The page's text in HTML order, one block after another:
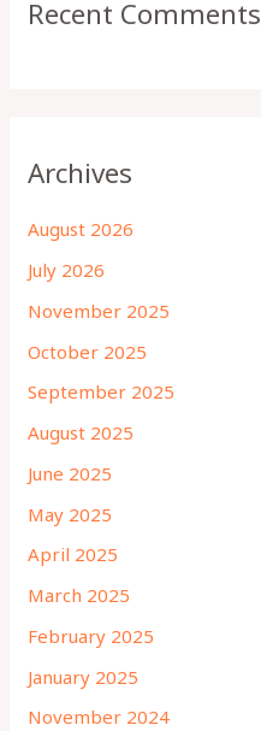
Recent Comments
Archives
August 2026
July 2026
November 2025
October 2025
September 2025
August 2025
June 2025
May 2025
April 2025
March 2025
February 2025
January 2025
November 2024